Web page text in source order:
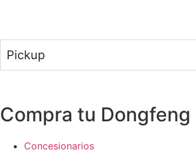
Pickup
Compra tu Dongfeng
Concesionarios